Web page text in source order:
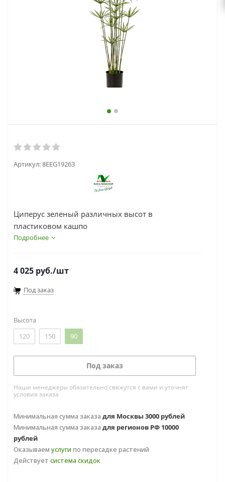
Артикул:8EEG19263
Циперус зеленый различных высот в
пластиковом кашпо
Подробнее
4 025 руб./шт
Под заказ
Высота
120
150 90
Под заказ
Наши менеджеры обязательно свяжутся с вами и уточнят
условия заказа
Минимальная сумма заказа для Москвы 3000 рублей
Минимальная сумма заказа для регионов РФ 10000
рублей
Оказываем услуги по пересадке растений
Действует система скидок